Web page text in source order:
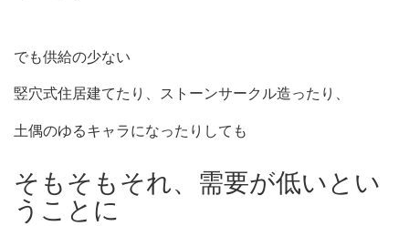
でも供給の少ない
竪穴式住居建てたり、ストーンサークル造ったり、
土偶のゆるキャラになったりしても
そもそもそれ、需要が低いとい
うことに